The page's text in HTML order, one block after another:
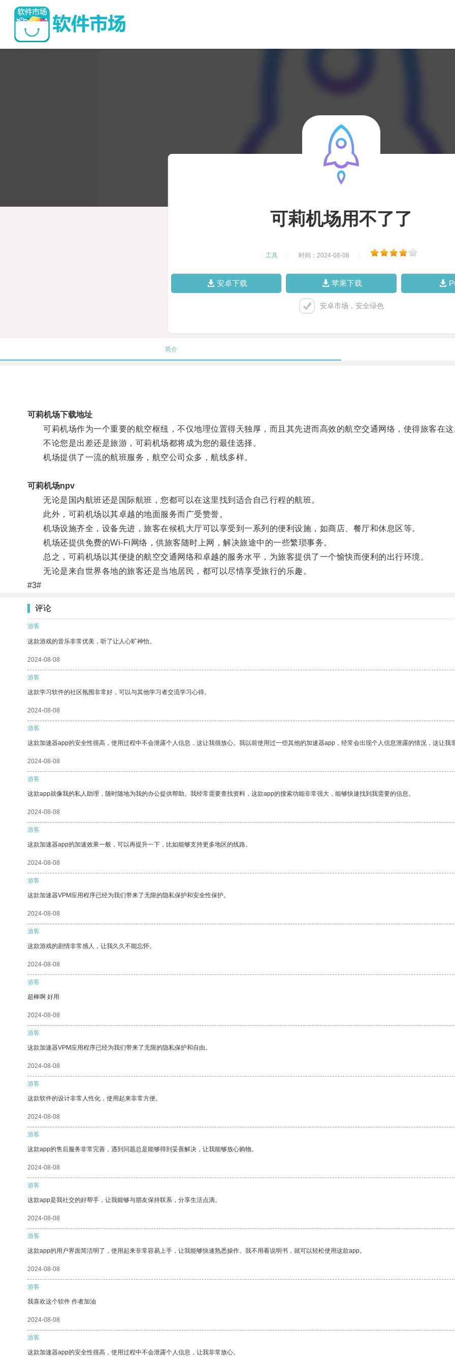
可莉机场用不了了
工具 时间：2024-08-08
安卓下载 苹果下载
安卓市场，安全绿色
简介
可莉机场下载地址
可莉机场作为一个重要的航空枢纽，不仅地理位置得天独厚，而且其先进而高效的航空交通网络，使得旅客在这
不论您是出差还是旅游，可莉机场都将成为您的最佳选择。
机场提供了一流的航班服务，航空公司众多，航线多样。
可莉机场npv
无论是国内航班还是国际航班，您都可以在这里找到适合自己行程的航班。
此外，可莉机场以其卓越的地面服务而广受赞誉。
机场设施齐全，设备先进，旅客在候机大厅可以享受到一系列的便利设施，如商店、餐厅和休息区等。
机场还提供免费的Wi-Fi网络，供旅客随时上网，解决旅途中的一些繁琐事务。
总之，可莉机场以其便捷的航空交通网络和卓越的服务水平，为旅客提供了一个愉快而便利的出行环境。
无论是来自世界各地的旅客还是当地居民，都可以尽情享受旅行的乐趣。
#3#
评论
游客
这款游戏的音乐非常优美，听了让人心旷神怡。
2024-08-08
游客
这款学习软件的社区氛围非常好，可以与其他学习者交流学习心得。
2024-08-08
游客
这款加速器app的安全性很高，使用过程中不会泄露个人信息，这让我很放心。我以前使用过一些其他的加速器app，经常会出现个人信息泄露的情况，这让我
2024-08-08
游客
这款app就像我的私人助理，随时随地为我的办公提供帮助。我经常需要查找资料，这款app的搜索功能非常强大，能够快速找到我需要的信息。
2024-08-08
游客
这款加速器app的加速效果一般，可以再提升一下，比如能够支持更多地区的线路。
2024-08-08
游客
这款加速器VPM应用程序已经为我们带来了无限的隐私保护和安全性保护。
2024-08-08
游客
这款游戏的剧情非常感人，让我久久不能忘怀。
2024-08-08
游客
超棒啊 好用
2024-08-08
游客
这款加速器VPM应用程序已经为我们带来了无限的隐私保护和自由。
2024-08-08
游客
这款软件的设计非常人性化，使用起来非常方便。
2024-08-08
游客
这款app的售后服务非常完善，遇到问题总是能够得到妥善解决，让我能够放心购物。
2024-08-08
游客
这款app是我社交的好帮手，让我能够与朋友保持联系，分享生活点滴。
2024-08-08
游客
这款app的用户界面简洁明了，使用起来非常容易上手，让我能够快速熟悉操作。我不用看说明书，就可以轻松使用这款app。
2024-08-08
游客
我喜欢这个软件 作者加油
2024-08-08
游客
这款加速器app的安全性很高，使用过程中不会泄露个人信息，让我非常放心。